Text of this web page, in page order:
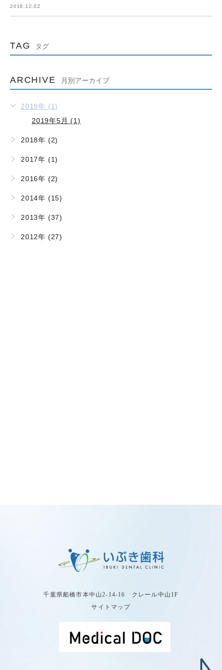
2016.12.02
TAG タグ
ARCHIVE 月別アーカイブ
2019年 (1)
2019年5月 (1)
2018年 (2)
2017年 (1)
2016年 (2)
2014年 (15)
2013年 (37)
2012年 (27)
千葉県船橋市本中山2-14-16 クレール中山1F
サイトマップ